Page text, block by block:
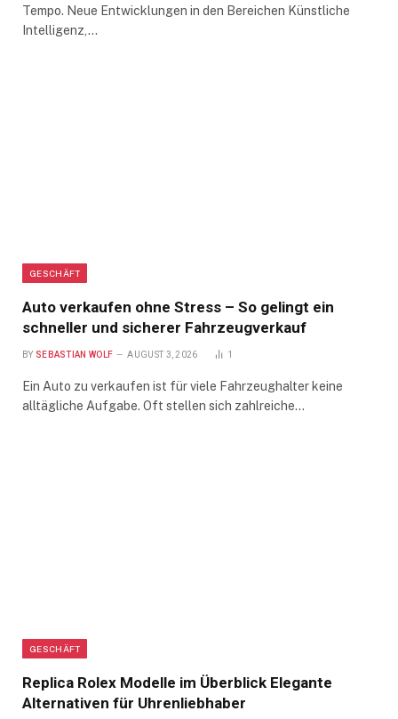
Tempo. Neue Entwicklungen in den Bereichen Künstliche
Intelligenz,…
GESCHÄFT
Auto verkaufen ohne Stress – So gelingt ein
schneller und sicherer Fahrzeugverkauf
BY SEBASTIAN WOLF AUGUST 3, 2026 1
Ein Auto zu verkaufen ist für viele Fahrzeughalter keine
alltägliche Aufgabe. Oft stellen sich zahlreiche…
GESCHÄFT
Replica Rolex Modelle im Überblick Elegante
Alternativen für Uhrenliebhaber